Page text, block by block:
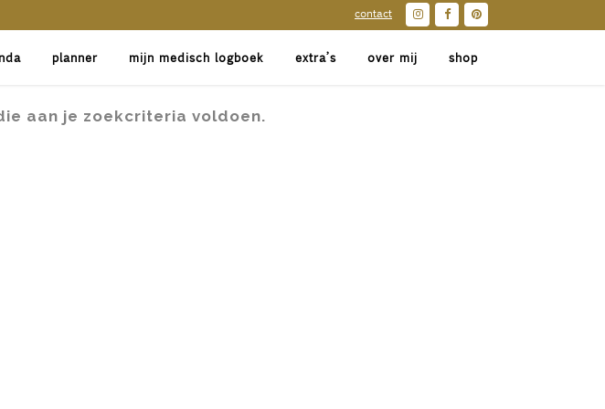
contact
planner mijn medisch logboek extra’s over mij shop
aan je zoekcriteria voldoen.